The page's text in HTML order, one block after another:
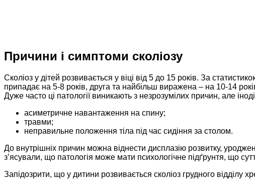
Причини і симптоми сколіозу
Сколіоз у дітей розвивається у віці від 5 до 15 років. За
припадає на 5-8 років, друга та найбільш виражена – на 10-14
Дуже часто ці патології виникають з незрозумілих причин, але
асиметричне навантаження на спину;
травми;
неправильне положення тіла під час сидіння за столом.
До внутрішніх причин можна віднести дисплазію розвитку,
з’ясували, що патологія може мати психологічне підґрунтя, що
Запідозрити, що у дитини розвивається сколіоз грудного